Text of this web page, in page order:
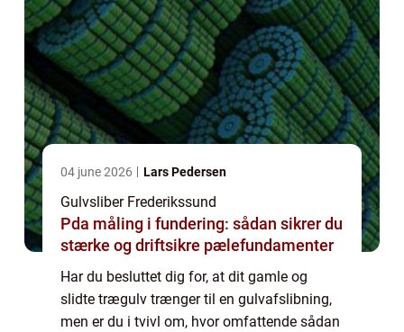
04 june 2026 Lars Pedersen
Gulvsliber Frederikssund
Pda måling i fundering: sådan sikrer du
stærke og driftsikre pælefundamenter
Har du besluttet dig for, at dit gamle og
slidte trægulv trænger til en gulvafslibning,
men er du i tvivl om, hvor omfattende sådan